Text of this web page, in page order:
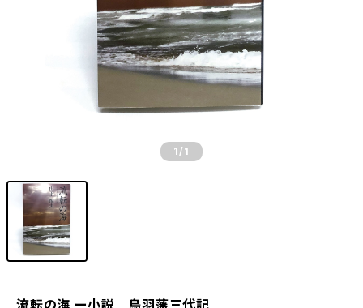
1 /1
流転の海 ー小説 鳥羽藩三代記